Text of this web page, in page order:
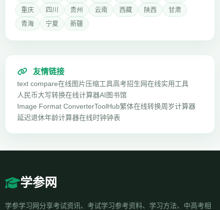
重庆
四川 贵州 云南 西藏 陕西
甘肃
青海
宁夏 新疆
友情链接
text compare在线图片压缩工具高考招生网在线实用工具
人民币大写转换在线计算器AI图书馆
Image Format ConverterToolHub繁体在线转换周岁计算器
延迟退休年龄计算器在线时钟钟表
学参网
学参学习网分享考试资讯、考试学习参考资料、学习方法、中高考相